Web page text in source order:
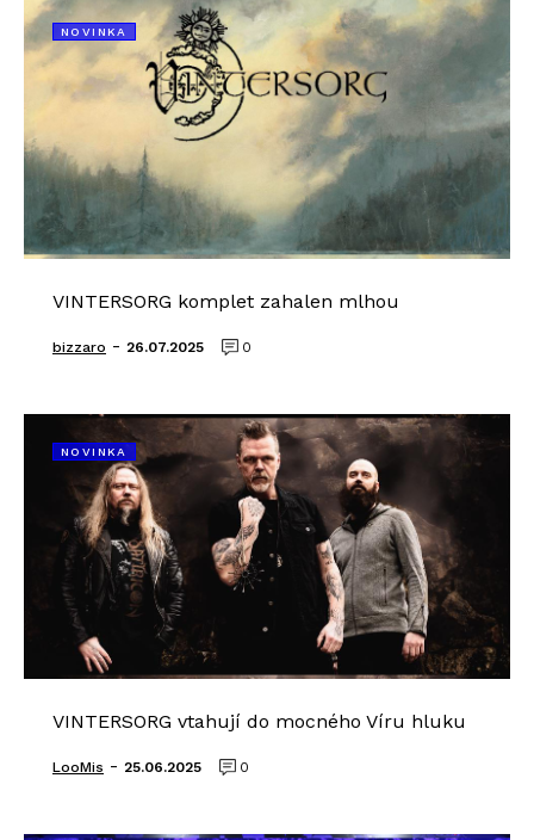
NOVINKA
VINTERSORG komplet zahalen mlhou
bizzaro - 26.07.2025 0
NOVINKA
VINTERSORG vtahují do mocného Víru hluku
LooMis - 25.06.2025 0